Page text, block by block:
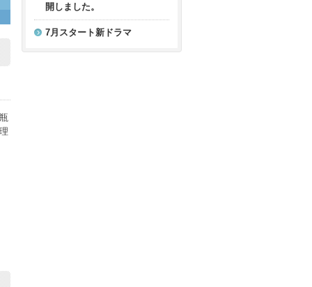
開しました。
7月スタート新ドラマ